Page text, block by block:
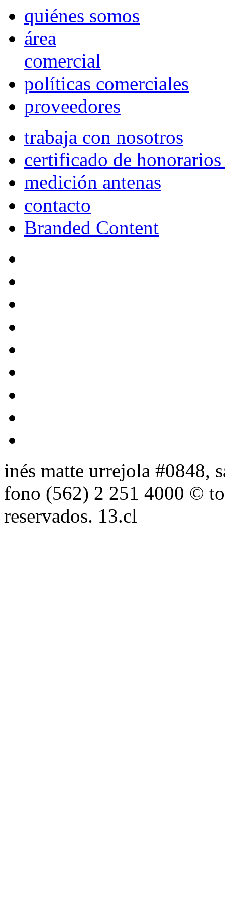
quiénes somos
área
comercial
políticas comerciales
proveedores
trabaja con nosotros
certificado de
medición antenas
contacto
Branded Content
inés matte urrejola #0848,
fono (562) 2 251 4000 ©
reservados. 13.cl